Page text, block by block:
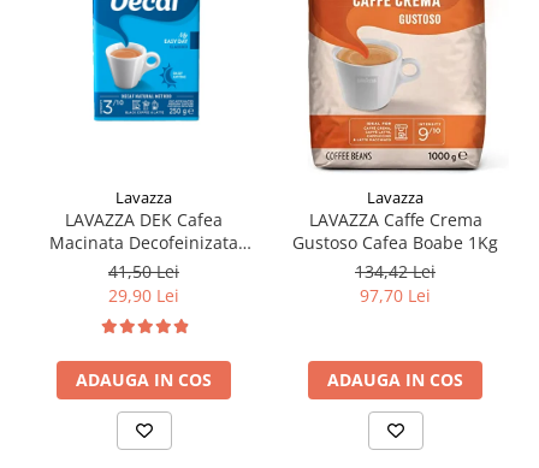
Lavazza
LAVAZZA DEK Cafea
Macinata Decofeinizata
250g
41,50 Lei
29,90 Lei
ADAUGA IN COS
Lavazza
LAVAZZA Caffe Crema
Gustoso Cafea Boabe 1Kg
134,42 Lei
97,70 Lei
ADAUGA IN COS